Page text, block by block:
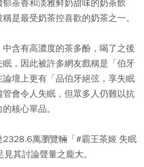
茶香和淡雅鲜奶甜味的奶茶飲
是最受奶茶控喜歡的奶茶之一。
含有高濃度的茶多酚，喝了之後
，因此被許多網友戲稱是「伯牙
壇上更有「品伯牙絕弦，享失眠
管會令人失眠，但眾多人仍難以抗
核心單品。
2328.6萬瀏覽輛「#霸王茶姬 失眠
其討論聲量之龐大。